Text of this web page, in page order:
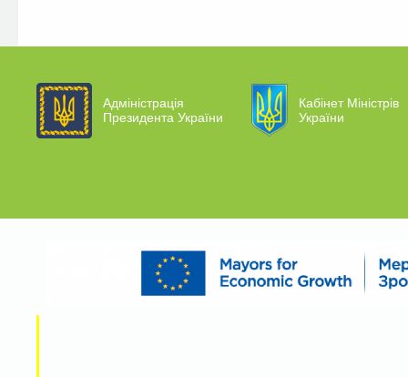
Адміністрація
Президента України
Кабінет Міністрів
України